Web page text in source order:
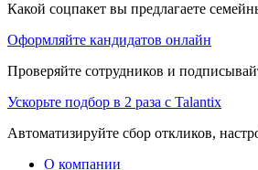
Какой соцпакет вы предлагаете
Оформляйте кандидатов онлайн
Проверяйте сотрудников и
Ускорьте подбор в 2 раза с Talantix
Автоматизируйте сбор откликов,
О компании